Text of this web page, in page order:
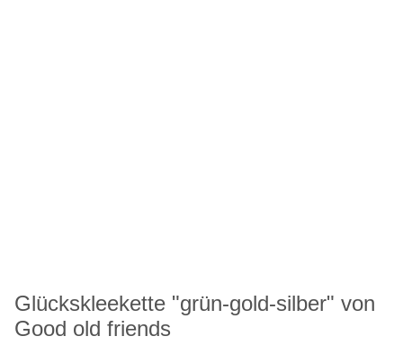
Glückskleekette "grün-gold-silber" von
Good old friends